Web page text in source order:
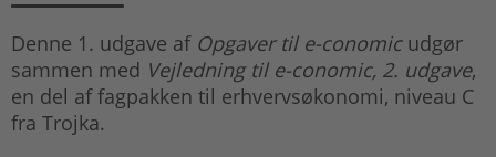
Denne 1. udgave af Opgaver til e-conomicudgør
sammen med Vejledning til e-conomic, 2. udgave,
en del af fagpakken til erhvervsøkonomi, niveau C
fra Trojka.